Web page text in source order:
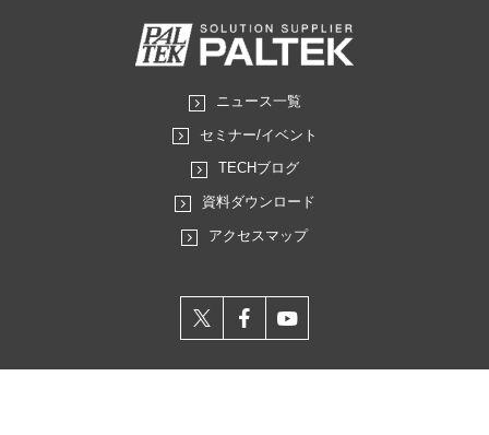
ニュース一覧
セミナー/イベント
TECHブログ
資料ダウンロード
アクセスマップ
X facebook